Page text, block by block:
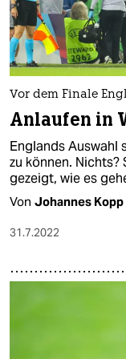
Vor dem Finale
Anlaufen in
Englands Auswahl
zu können. Nichts?
gezeigt, wie es
Von Johannes Kopp
31.7.2022